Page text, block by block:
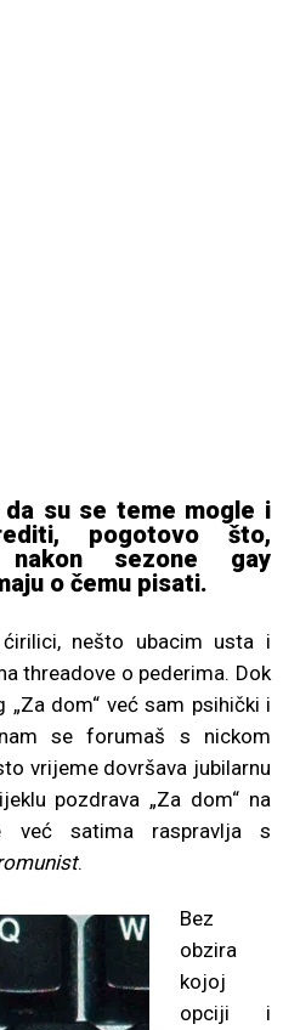
da su se teme mogle i
pogotovo što,
sezone gay
o čemu pisati.
nešto ubacim usta i
threadove o pederima. Dok
dom“ već sam psihički i
se forumaš s nickom
vrijeme dovršava jubilarnu
pozdrava „Za dom“ na
već satima raspravlja s
.
Bez
obzira
kojoj
opciji i